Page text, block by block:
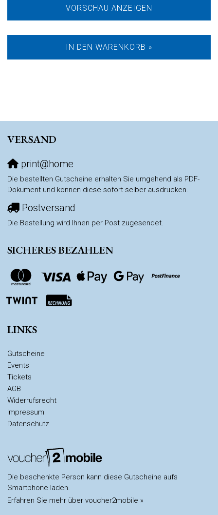
VORSCHAU ANZEIGEN
IN DEN WARENKORB »
VERSAND
print@home
Die bestellten Gutscheine erhalten Sie umgehend als PDF-
Dokument und können diese sofort selber ausdrucken.
Postversand
Die Bestellung wird Ihnen per Post zugesendet.
SICHERES BEZAHLEN
LINKS
Gutscheine
Events
Tickets
AGB
Widerrufsrecht
Impressum
Datenschutz
Die beschenkte Person kann diese Gutscheine aufs
Smartphone laden.
Erfahren Sie mehr über voucher2mobile »